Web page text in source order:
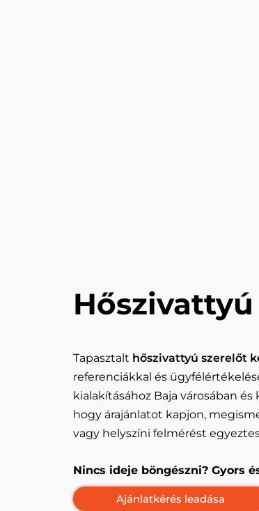
Tapasztalt hőszivattyú szerelőt
referenciákkal és
kialakításához Baja városában és
hogy árajánlatot kapjon,
vagy helyszíni felmérést
Nincs ideje böngészni? Gyors